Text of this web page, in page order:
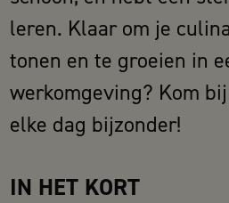
leren. Klaar om je
tonen en te groeien in
werkomgeving? Kom
elke dag bijzonder!
IN HET KORT